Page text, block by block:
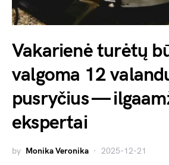
Vakarienė turėtų
valgoma 12
pusryčius —
ekspertai
by Monika Veronika 2025-12-21